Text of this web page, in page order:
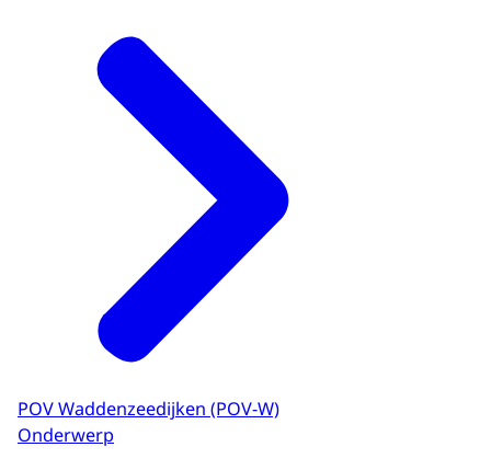
POV Waddenzeedijken (POV-W)
Onderwerp